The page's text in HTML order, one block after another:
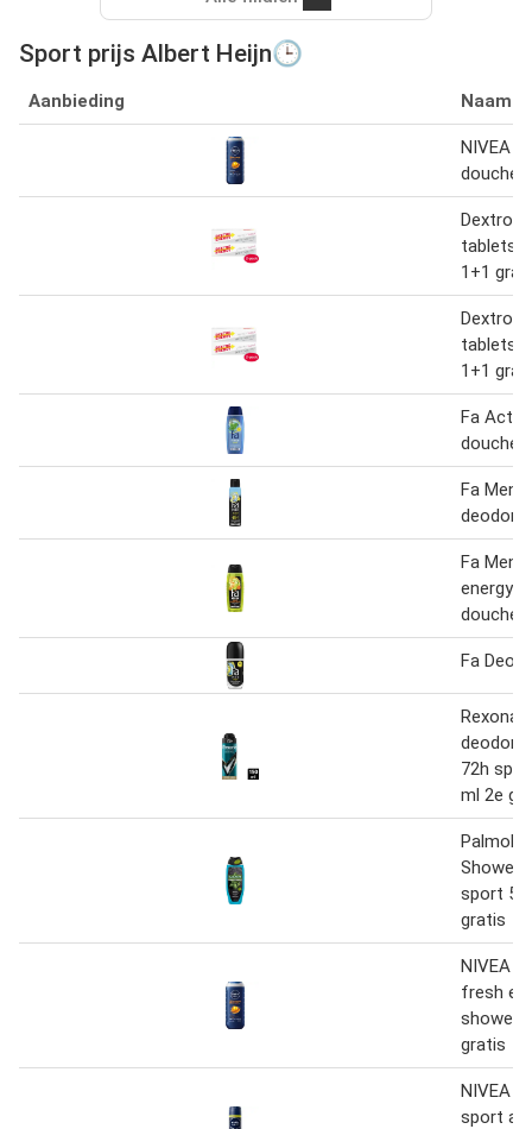
Sport prijs Albert Heijn🕒
Aanbieding Naam
NIVEA
Dextro
tablets
1+1
Dextro
tablets
1+1
Fa
Fa Men
Fa Men
energy
Fa Deo
Rexona
72h
ml 2e
sport
gratis
NIVEA
fresh
shower
gratis
NIVEA
sport